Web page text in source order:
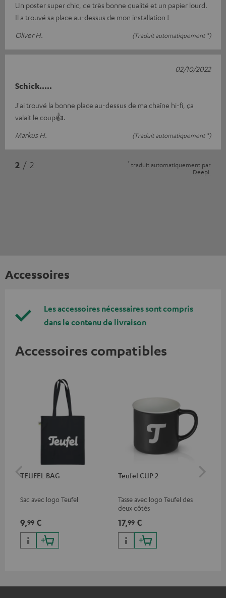
Un poster super chic, de très bonne qualité et un papier lourd.
Il a trouvé sa place au-dessus de mon installation !
Oliver H.
(Traduit automatiquement *)
Schick.....
J'ai trouvé la bonne place au-dessus de ma chaîne hi-fi, ça
valait le coup👍.
Markus H.
(Traduit automatiquement *)
02/10/2022
2 / 2 * traduit automatiquement par
DeepL
Accessoires
Les accessoires nécessaires sont compris
dans le contenu de livraison
Accessoires compatibles
TEUFEL BAG
Sac avec logo Teufel
9,99 €
Teufel CUP 2
Tasse avec logo Teufel des
deux côtés
17,99 €